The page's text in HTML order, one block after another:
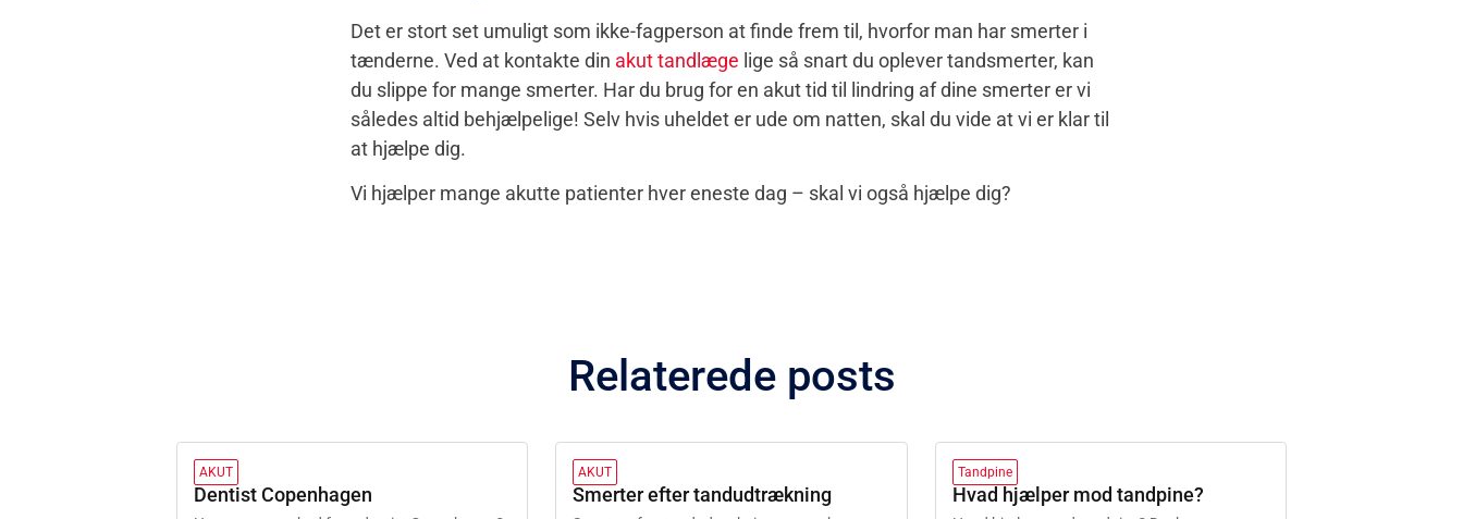
Det er stort set umuligt som ikke-fagperson at finde frem til, hvorfor man har smerter i
tænderne. Ved at kontakte din akut tandlæge lige så snart du oplever tandsmerter, kan
du slippe for mange smerter. Har du brug for en akut tid til lindring af dine smerter er vi
således altid behjælpelige! Selv hvis uheldet er ude om natten, skal du vide at vi er klar til
at hjælpe dig.
Vi hjælper mange akutte patienter hver eneste dag – skal vi også hjælpe dig?
Relaterede posts
AKUT
Dentist Copenhagen
AKUT
Smerter efter tandudtrækning
Tandpine
Hvad hjælper mod tandpine?